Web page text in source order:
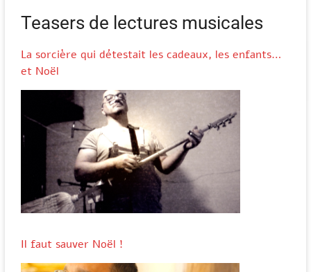
Teasers de lectures musicales
La sorcière qui détestait les cadeaux, les enfants…
et Noël
Il faut sauver Noël !